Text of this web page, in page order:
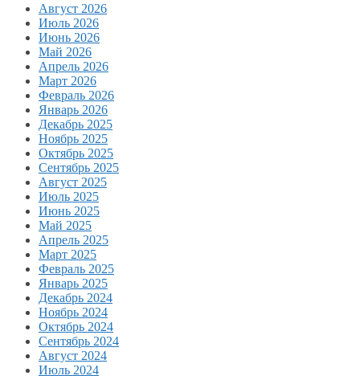
Август 2026
Июль 2026
Июнь 2026
Май 2026
Апрель 2026
Март 2026
Февраль 2026
Январь 2026
Декабрь 2025
Ноябрь 2025
Октябрь 2025
Сентябрь 2025
Август 2025
Июль 2025
Июнь 2025
Май 2025
Апрель 2025
Март 2025
Февраль 2025
Январь 2025
Декабрь 2024
Ноябрь 2024
Октябрь 2024
Сентябрь 2024
Август 2024
Июль 2024